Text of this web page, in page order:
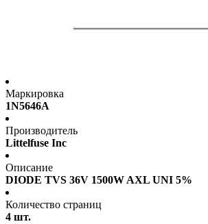
Маркировка
1N5646A
Производитель
Littelfuse Inc
Описание
DIODE TVS 36V 1500W AXL UNI 5%
Количество страниц
4 шт.